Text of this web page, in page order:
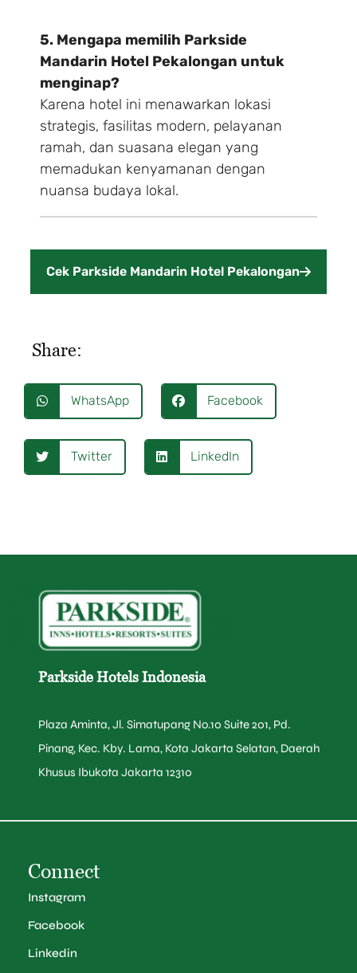
5. Mengapa memilih Parkside
Mandarin Hotel Pekalongan untuk
menginap?
Karena hotel ini menawarkan lokasi
strategis, fasilitas modern, pelayanan
ramah, dan suasana elegan yang
memadukan kenyamanan dengan
nuansa budaya lokal.
Cek Parkside Mandarin Hotel Pekalongan
Share:
WhatsApp Facebook
Twitter LinkedIn
Parkside Hotels Indonesia
Plaza Aminta, Jl. Simatupang No.10 Suite 201, Pd.
Pinang, Kec. Kby. Lama, Kota Jakarta Selatan, Daerah
Khusus Ibukota Jakarta 12310
Connect
Instagram
Facebook
Linkedin